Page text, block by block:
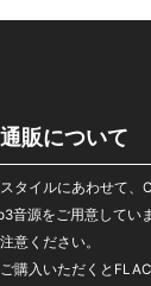
販について
タイルにあわせて、
音源をご用意してい
意ください。
購入いただくと